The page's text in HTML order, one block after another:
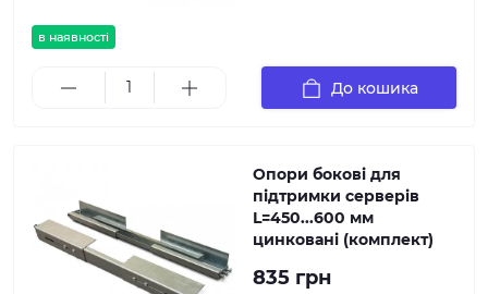
в наявності
До кошика
Опори бокові для
підтримки серверів
L=450...600 мм
цинковані (комплект)
835 грн